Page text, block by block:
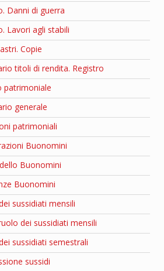
Danni di guerra
Lavori agli stabili
Copie
titoli di rendita. Registro
patrimoniale
generale
patrimoniali
Buonomini
Buonomini
Buonomini
sussidiati mensili
dei sussidiati mensili
sussidiati semestrali
sussidi